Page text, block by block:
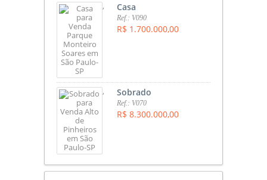
, Casa
Ref.: V090
R$ 1.700.000,00
, Sobrado
Ref.: V070
R$ 8.300.000,00